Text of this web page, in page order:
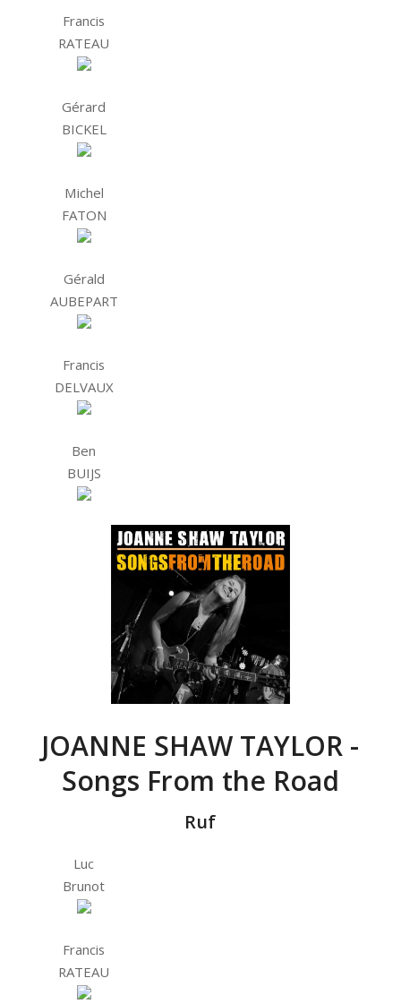
Francis
RATEAU
Gérard
BICKEL
Michel
FATON
Gérald
AUBEPART
Francis
DELVAUX
Ben
BUIJS
JOANNE SHAW TAYLOR -
Songs From the Road
Ruf
Luc
Brunot
Francis
RATEAU